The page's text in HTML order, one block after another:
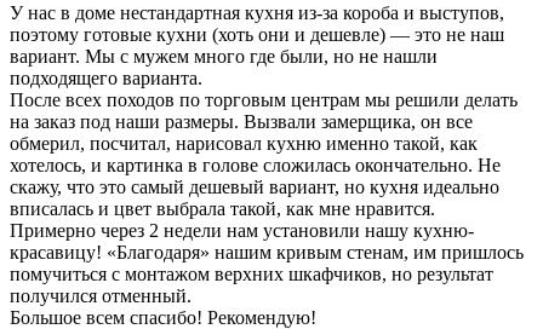
У нас в доме нестандартная кухня из-за короба и выступов,
поэтому готовые кухни (хоть они и дешевле) — это не наш
вариант. Мы с мужем много где были, но не нашли
подходящего варианта.
После всех походов по торговым центрам мы решили делать
на заказ под наши размеры. Вызвали замерщика, он все
обмерил, посчитал, нарисовал кухню именно такой, как
хотелось, и картинка в голове сложилась окончательно. Не
скажу, что это самый дешевый вариант, но кухня идеально
вписалась и цвет выбрала такой, как мне нравится.
Примерно через 2 недели нам установили нашу кухню-
красавицу! «Благодаря» нашим кривым стенам, им пришлось
помучиться с монтажом верхних шкафчиков, но результат
получился отменный.
Большое всем спасибо! Рекомендую!